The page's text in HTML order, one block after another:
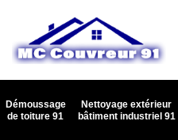
Démoussage
de toiture 91
Nettoyage extérieur
bâtiment industriel 91